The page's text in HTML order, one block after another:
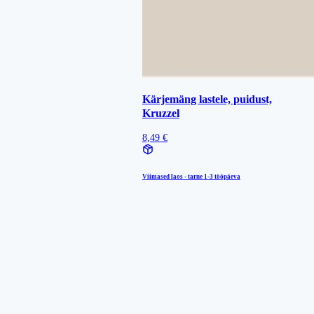
Kärjemäng lastele, puidust,
Kruzzel
8,49 €
Viimased laos - tarne 1-3 tööpäeva